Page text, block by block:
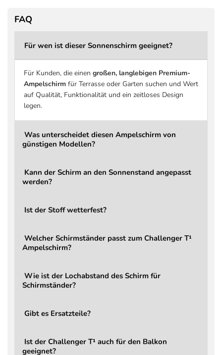
Kopffreiheit
Druckguss Aluminium,
Stoffdichte
240 g/m² Spuncrylic™
Stoffklasse
4 PREMIUM
Windbelastung
Drehbar
Ja, über Fußpedal (360°)
Verstellung
Mast
8,6 × 5,3 cm
Gewicht Schirm
Garantie
Ersatzteile
kg
FAQ
Für wen ist dieser Sonnenschirm geeignet?
Für Kunden, die einen großen, langlebigen Premium-
Ampelschirmfür Terrasse oder Garten suchen und Wert
auf Qualität, Funktionalität und ein zeitloses Design
legen.
Was unterscheidet diesen Ampelschirm von
günstigen Modellen?
Kann der Schirm an den Sonnenstand angepasst
werden?
Ist der Stoff wetterfest?
Welcher Schirmständer passt zum Challenger T¹
Ampelschirm?
Wie ist der Lochabstand des Schirm für
Schirmständer?
Gibt es Ersatzteile?
Ist der Challenger T¹ auch für den Balkon
geeignet?